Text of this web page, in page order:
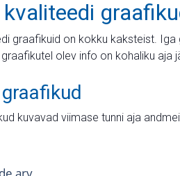
graafikuid on kokku kaksteist.
olev info on kohaliku aja
kuvavad viimase tunni aja